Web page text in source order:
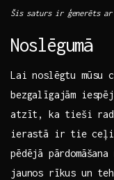
Šis saturs ir ģenerēts ar
Noslēgumā
Lai noslēgtu mūsu
bezgalīgajām
atzīt, ka‌ tieši
ierastā ir⁢ tie ceļi,
pēdējā⁢
jaunos rīkus un